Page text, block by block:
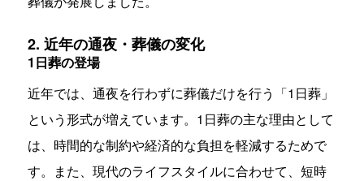
2. 近年の通夜・葬儀の変化
1日葬の登場
近年では、通夜を行わずに葬儀だけを行う「1日葬」
という形式が増えています。1日葬の主な理由として
は、時間的な制約や経済的な負担を軽減するためで
す。また、現代のライフスタイルに合わせて、短時